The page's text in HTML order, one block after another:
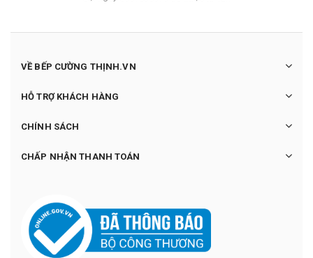
VỀ BẾP CƯỜNG THỊNH.VN
HỖ TRỢ KHÁCH HÀNG
CHÍNH SÁCH
CHẤP NHẬN THANH TOÁN